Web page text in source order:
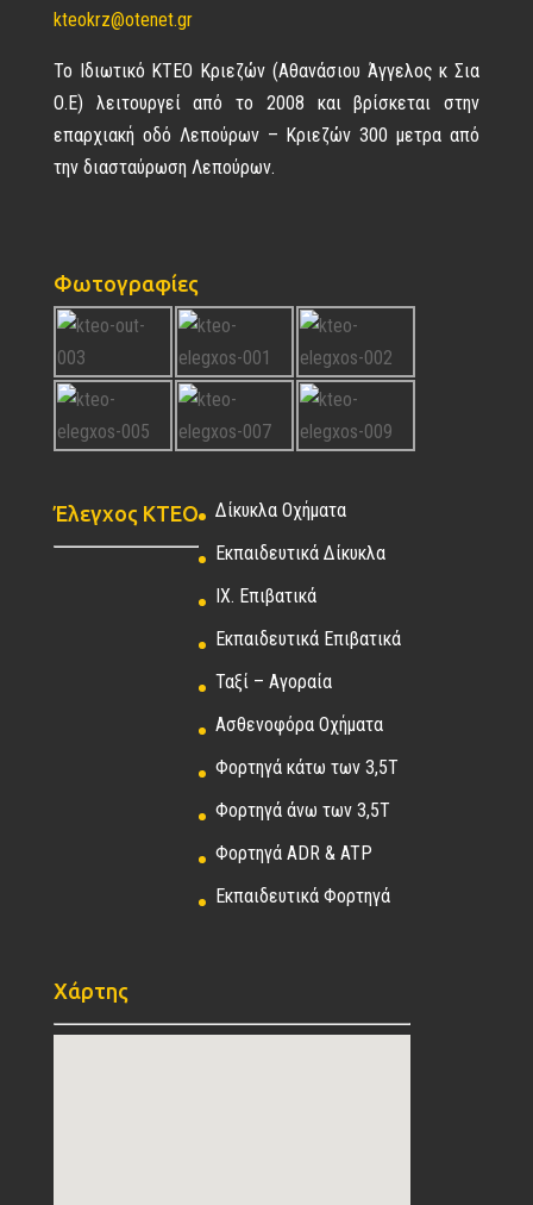
kteokrz@otenet.gr
Το Ιδιωτικό ΚΤΕΟ Κριεζών (Αθανάσιου Άγγελος κ Σια
Ο.Ε) λειτουργεί από το 2008 και βρίσκεται στην
επαρχιακή οδό Λεπούρων – Κριεζών 300 μετρα από
την διασταύρωση Λεπούρων.
Φωτογραφίες
Έλεγχος ΚΤΕΟ
Δίκυκλα Οχήματα
Εκπαιδευτικά Δίκυκλα
ΙΧ. Επιβατικά
Εκπαιδευτικά Επιβατικά
Ταξί – Αγοραία
Ασθενοφόρα Οχήματα
Φορτηγά κάτω των 3,5Τ
Φορτηγά άνω των 3,5Τ
Φορτηγά ADR & ATP
Εκπαιδευτικά Φορτηγά
Χάρτης